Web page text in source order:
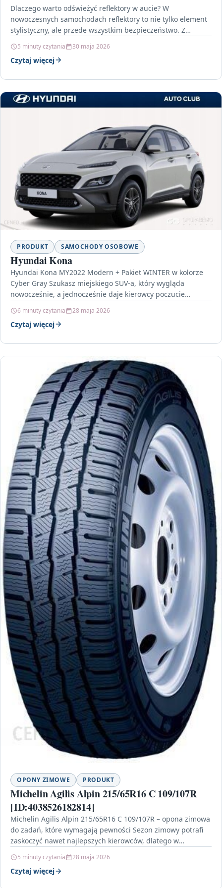
Dlaczego warto odświeżyć reflektory w aucie? W
nowoczesnych samochodach reflektory to nie tylko element
stylistyczny, ale przede wszystkim bezpieczeństwo. Z
5 minuty czytania 30 maja 2026
Czytaj więcej
PRODUKT SAMOCHODY OSOBOWE
Hyundai Kona
Hyundai Kona MY2022 Modern + Pakiet WINTER w kolorze
Cyber Gray Szukasz miejskiego SUV-a, który wygląda
nowocześnie, a jednocześnie daje kierowcy poczucie
6 minuty czytania 28 maja 2026
Czytaj więcej
OPONY ZIMOWE PRODUKT
Michelin Agilis Alpin 215/65R16 C 109/107R
[ID:4038526182814]
Michelin Agilis Alpin 215/65R16 C 109/107R – opona zimowa
do zadań, które wymagają pewności Sezon zimowy potrafi
zaskoczyć nawet najlepszych kierowców, dlatego w
5 minuty czytania 28 maja 2026
Czytaj więcej